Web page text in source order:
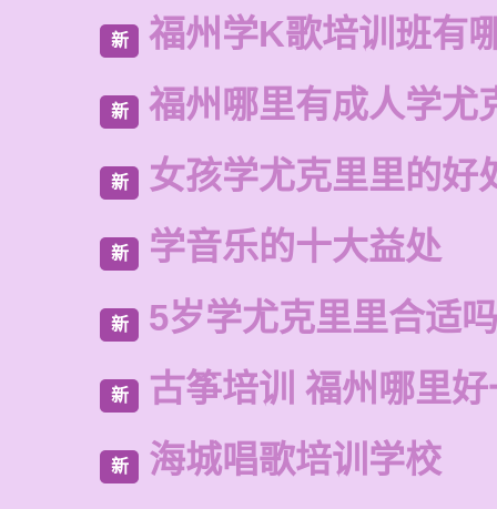
新 福州学K歌培训班有
新 福州哪里有成人学尤
新 女孩学尤克里里的好
新 学音乐的十大益处
新 5岁学尤克里里合适
新 古筝培训 福州哪里
新 海城唱歌培训学校